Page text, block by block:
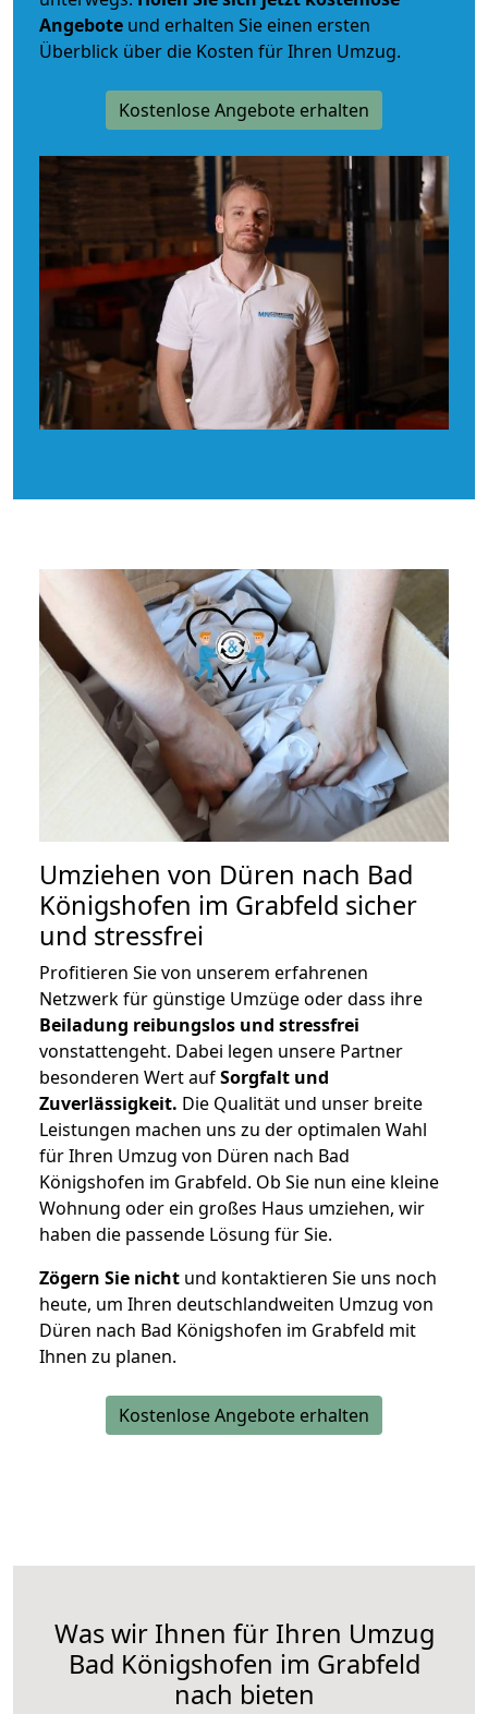
Angebote und erhalten Sie einen ersten
Überblick über die Kosten für Ihren Umzug.
Kostenlose Angebote erhalten
Umziehen von Düren nach Bad
Königshofen im Grabfeld sicher
und stressfrei
Profitieren Sie von unserem erfahrenen
Netzwerk für günstige Umzüge oder dass ihre
Beiladung reibungslos und stressfrei
vonstattengeht. Dabei legen unsere Partner
besonderen Wert aufSorgfalt und
Zuverlässigkeit. Die Qualität und unser breite
Leistungen machen uns zu der optimalen Wahl
für Ihren Umzug von Düren nach Bad
Königshofen im Grabfeld. Ob Sie nun eine kleine
Wohnung oder ein großes Haus umziehen, wir
haben die passende Lösung für Sie.
Zögern Sie nicht und kontaktieren Sie uns noch
heute, um Ihren deutschlandweiten Umzug von
Düren nach Bad Königshofen im Grabfeld mit
Ihnen zu planen.
Kostenlose Angebote erhalten
Was wir Ihnen für Ihren Umzug
Bad Königshofen im Grabfeld
nach bieten